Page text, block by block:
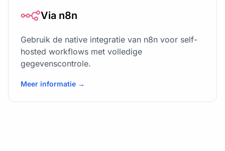
Via n8n
Gebruik de native integratie van n8n voor self-
hosted workflows met volledige
gegevenscontrole.
Meer informatie →